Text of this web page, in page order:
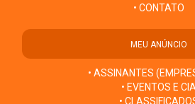
• CONTATO
MEU ANÚNCIO
• ASSINANTES
• EVENTOS E CIA
•